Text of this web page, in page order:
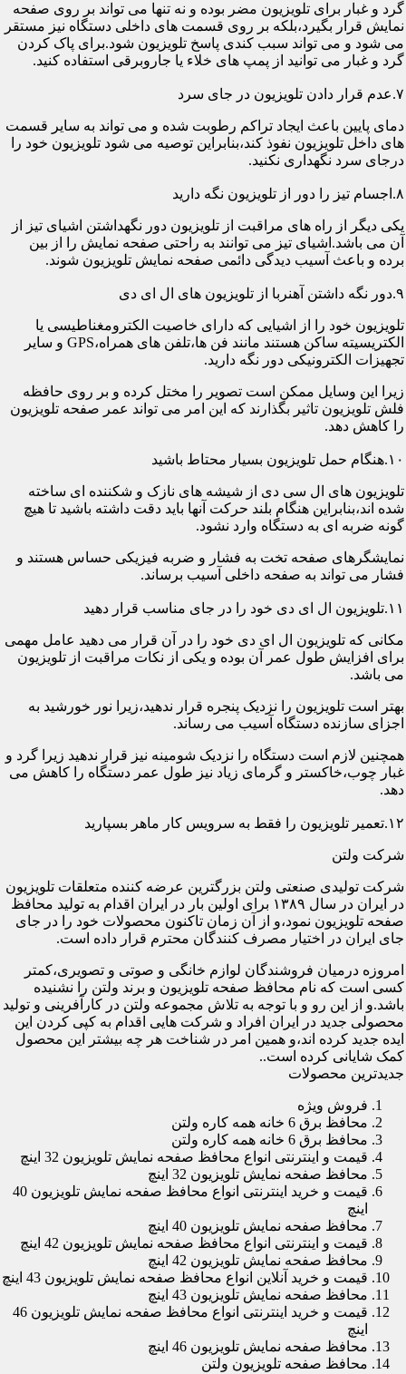
گرد و غبار برای تلویزیون مضر بوده و نه تنها می تواند بر روی صفحه
نمایش قرار بگیرد،بلکه بر روی قسمت های داخلی دستگاه نیز مستقر
می شود و می تواند سبب کندی پاسخ تلویزیون شود.برای پاک کردن
گرد و غبار می توانید از پمپ های خلاء یا جاروبرقی استفاده کنید.
۷.عدم قرار دادن تلویزیون در جای سرد
دمای پایین باعث ایجاد تراکم رطوبت شده و می تواند به سایر قسمت
های داخل تلویزیون نفوذ کند،بنابراین توصیه می شود تلویزیون خود را
درجای سرد نگهداری نکنید.
۸.اجسام تیز را دور از تلویزیون نگه دارید
یکی دیگر از راه های مراقبت از تلویزیون دور نگهداشتن اشیای تیز از
آن می باشد.اشیای تیز می توانند به راحتی صفحه نمایش را از بین
برده و باعث آسیب دیدگی دائمی صفحه نمایش تلویزیون شوند.
۹.دور نگه داشتن آهنربا از تلویزیون های ال ای دی
تلویزیون خود را از اشیایی که دارای خاصیت الکترومغناطیسی یا
الکتریسیته ساکن هستند مانند فن ها،تلفن های همراه،GPS و سایر
تجهیزات الکترونیکی دور نگه دارید.
زیرا این وسایل ممکن است تصویر را مختل کرده و بر روی حافظه
فلش تلویزیون تاثیر بگذارند که این امر می تواند عمر صفحه تلویزیون
را کاهش دهد.
۱۰.هنگام حمل تلویزیون بسیار محتاط باشید
تلویزیون های ال سی دی از شیشه های نازک و شکننده ای ساخته
شده اند،بنابراین هنگام بلند حرکت آنها باید دقت داشته باشید تا هیچ
گونه ضربه ای به دستگاه وارد نشود.
نمایشگرهای صفحه تخت به فشار و ضربه فیزیکی حساس هستند و
فشار می تواند به صفحه داخلی آسیب برساند.
۱۱.تلویزیون ال ای دی خود را در جای مناسب قرار دهید
مکانی که تلویزیون ال ای دی خود را در آن قرار می دهید عامل مهمی
برای افزایش طول عمر آن بوده و یکی از نکات مراقبت از تلویزیون
می باشد.
بهتر است تلویزیون را نزدیک پنجره قرار ندهید،زیرا نور خورشید به
اجزای سازنده دستگاه آسیب می رساند.
همچنین لازم است دستگاه را نزدیک شومینه نیز قرار ندهید زیرا گرد و
غبار چوب،خاکستر و گرمای زیاد نیز طول عمر دستگاه را کاهش می
دهد.
۱۲.تعمیر تلویزیون را فقط به سرویس کار ماهر بسپارید
شرکت ولتن
شرکت تولیدی صنعتی ولتن بزرگترین عرضه کننده متعلقات تلویزیون
در ایران در سال ۱۳۸۹ برای اولین بار در ایران اقدام به تولید محافظ
صفحه تلویزیون نمود،و از آن زمان تاکنون محصولات خود را در جای
جای ایران در اختیار مصرف کنندگان محترم قرار داده است.
امروزه درمیان فروشندگان لوازم خانگی و صوتی و تصویری،کمتر
کسی است که نام محافظ صفحه تلویزیون و برند ولتن را نشنیده
باشد.و از این رو و با توجه به تلاش مجموعه ولتن در کارآفرینی و تولید
محصولی جدید در ایران افراد و شرکت هایی اقدام به کپی کردن این
ایده جدید کرده اند،و همین امر در شناخت هر چه بیشتر این محصول
کمک شایانی کرده است..
جدیدترین محصولات
فروش ویژه
محافظ برق 6 خانه همه کاره ولتن
محافظ برق 6 خانه همه کاره ولتن
قیمت و اینترنتی انواع محافظ صفحه نمایش تلویزیون 32 اینچ
محافظ صفحه نمایش تلویزیون 32 اینچ
قیمت و خرید اینترنتی انواع محافظ صفحه نمایش تلویزیون 40
اینچ
محافظ صفحه نمایش تلویزیون 40 اینچ
قیمت و اینترنتی انواع محافظ صفحه نمایش تلویزیون 42 اینچ
محافظ صفحه نمایش تلویزیون 42 اینچ
قیمت و خرید آنلاین انواع محافظ صفحه نمایش تلویزیون 43 اینچ
محافظ صفحه نمایش تلویزیون 43 اینچ
قیمت و خرید اینترنتی انواع محافظ صفحه نمایش تلویزیون 46
اینچ
محافظ صفحه نمایش تلویزیون 46 اینچ
محافظ صفحه تلویزیون ولتن